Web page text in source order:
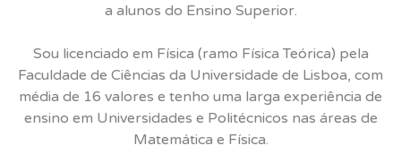
a alunos do Ensino Superior.
Sou licenciado em Física (ramo Física Teórica) pela
Faculdade de Ciências da Universidade de Lisboa, com
média de 16 valores e tenho uma larga experiência de
ensino em Universidades e Politécnicos nas áreas de
Matemática e Física.